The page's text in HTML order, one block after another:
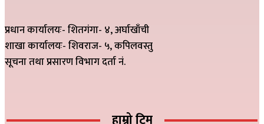
प्रधान कार्यालयः- शितगंगा- ४, अर्घाखाँची
शाखा कार्यालयः- शिवराज- ५, कपिलवस्तु
सूचना तथा प्रसारण विभाग दर्ता नं.